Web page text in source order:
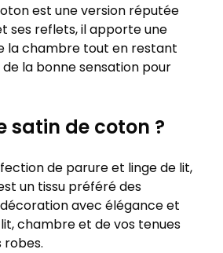
est une version réputée
ses reflets, il apporte une
la chambre tout en restant
la bonne sensation pour
satin de coton ?
de parure et linge de lit,
un tissu préféré des
avec élégance et
chambre et de vos tenues